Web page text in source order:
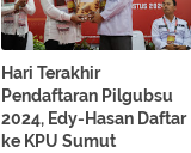
Hari Terakhir
Pendaftaran Pilgubsu
2024, Edy-Hasan Daftar
ke KPU Sumut